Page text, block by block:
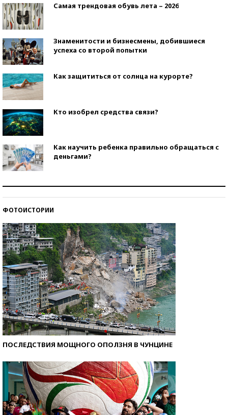
Самая трендовая обувь лета – 2026
Знаменитости и бизнесмены, добившиеся
успеха со второй попытки
Как защититься от солнца на курорте?
Кто изобрел средства связи?
Как научить ребенка правильно обращаться с
деньгами?
ФОТОИСТОРИИ
ПОСЛЕДСТВИЯ МОЩНОГО ОПОЛЗНЯ В ЧУНЦИНЕ